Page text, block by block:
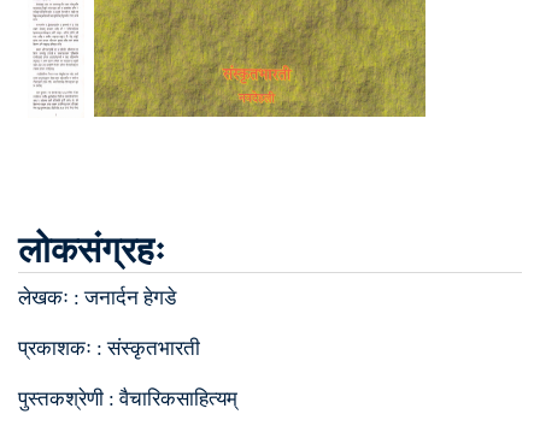
लोकसंग्रहः
लेखकः :जनार्दन हेगडे
प्रकाशकः :संस्कृतभारती
पुस्तकश्रेणी :वैचारिकसाहित्यम्